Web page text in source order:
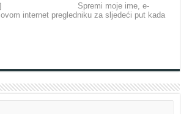
Spremi moje ime, e-
internet pregledniku za sljedeći put kada